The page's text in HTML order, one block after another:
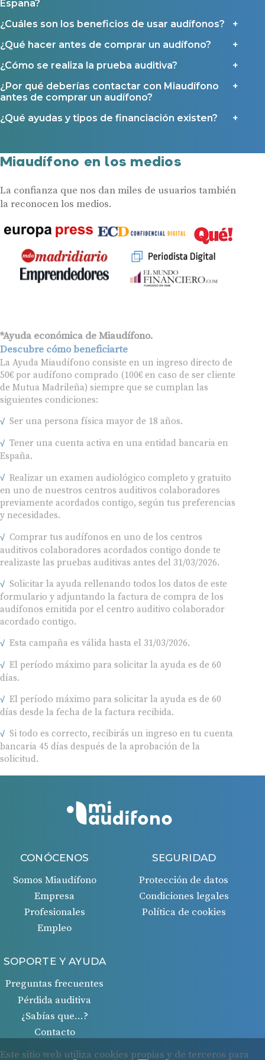
España?
¿Cuáles son los beneficios de usar audífonos?
¿Qué hacer antes de comprar un audífono?
¿Cómo se realiza la prueba auditiva?
¿Por qué deberías contactar con Miaudífono
antes de comprar un audífono?
¿Qué ayudas y tipos de financiación existen?
Miaudífono en los medios
La confianza que nos dan miles de usuarios también
la reconocen los medios.
Descubre cómo beneficiarte
La Ayuda Miaudífono consiste en un ingreso directo de
50€ por audífono comprado (100€ en caso de ser cliente
de Mutua Madrileña) siempre que se cumplan las
siguientes condiciones:
España.
en uno de nuestros centros auditivos colaboradores
previamente acordados contigo, según tus preferencias
y necesidades.
auditivos colaboradores acordados contigo donde te
realizaste las pruebas auditivas antes del 31/03/2026.
formulario y adjuntando la factura de compra de los
audífonos emitida por el centro auditivo colaborador
acordado contigo.
días.
días desde la fecha de la factura recibida.
bancaria 45 días después de la aprobación de la
solicitud.
CONÓCENOS
Somos Miaudífono
Empresa
Profesionales
Empleo
SEGURIDAD
Protección de datos
Condiciones legales
Política de cookies
SOPORTE Y AYUDA
Preguntas frecuentes
Pérdida auditiva
¿Sabías que…?
Contacto